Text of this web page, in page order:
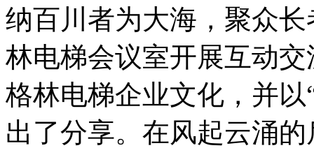
纳百川者为大海，聚众
林电梯会议室开展互动
格林电梯企业文化，并
出了分享。在风起云涌